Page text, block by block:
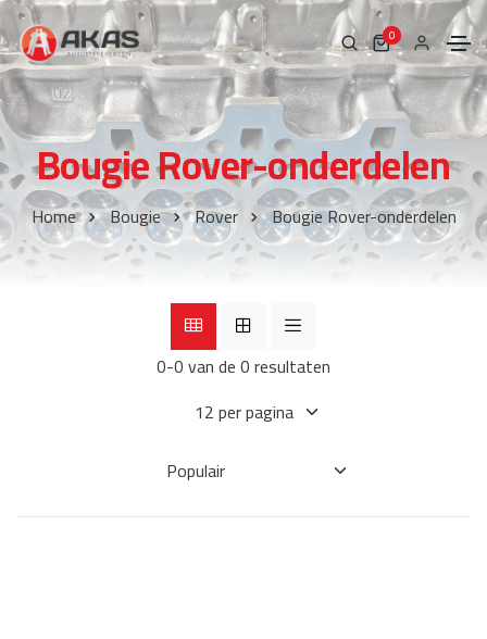
0
Bougie Rover-onderdelen
Home Bougie Rover Bougie Rover-onderdelen
0-0 van de 0 resultaten